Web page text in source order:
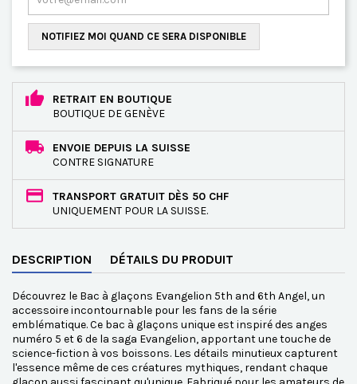
NOTIFIEZ MOI QUAND CE SERA DISPONIBLE
RETRAIT EN BOUTIQUE
BOUTIQUE DE GENÈVE
ENVOIE DEPUIS LA SUISSE
CONTRE SIGNATURE
TRANSPORT GRATUIT DÈS 50 CHF
UNIQUEMENT POUR LA SUISSE.
DESCRIPTION DÉTAILS DU PRODUIT
Découvrez le Bac à glaçons Evangelion 5th and 6th Angel, un
accessoire incontournable pour les fans de la série
emblématique. Ce bac à glaçons unique est inspiré des anges
numéro 5 et 6 de la saga Evangelion, apportant une touche de
science-fiction à vos boissons. Les détails minutieux capturent
l'essence même de ces créatures mythiques, rendant chaque